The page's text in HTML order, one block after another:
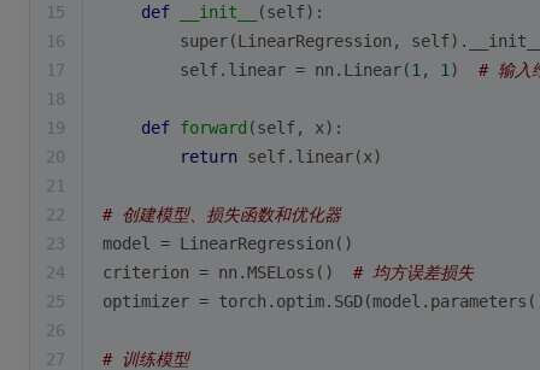
15
def __init__ (self):
16
super(LinearRegression,
17
        self.linear = nn.Linear(
1 , 1 ) # 输入
18
19
def forward (self, x):
20
return self.linear(x)
21
22
# 创建模型、损失函数和优化器
23
model = LinearRegression()
24
criterion = nn.MSELoss() # 均方误差损失
25
optimizer =
26
27
# 训练模型